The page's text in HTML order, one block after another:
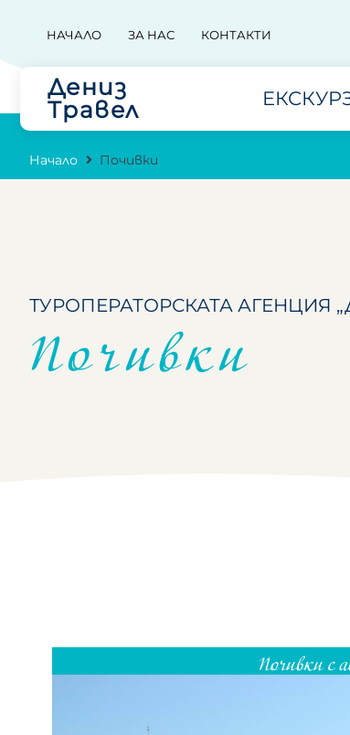
НАЧАЛО ЗА НАС КОНТАКТИ
Дениз
Травел
Начало Почивки
ТУРОПЕРАТОРСКАТА АГЕНЦИЯ
Почивки
Почивки с